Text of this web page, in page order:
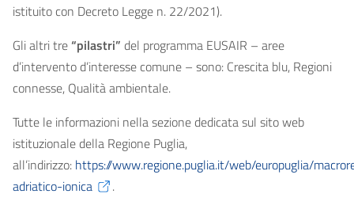
istituito con Decreto Legge n. 22/2021).
Gli altri tre“pilastri” del programma EUSAIR – aree
d’intervento d’interesse comune – sono: Crescita blu, Regioni
connesse, Qualità ambientale.
Tutte le informazioni nella sezione dedicata sul sito web
istituzionale della Regione Puglia,
all’indirizzo: https://www.regione.puglia.it/web/europuglia/
adriatico-ionica
.